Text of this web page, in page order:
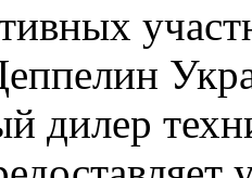
дилер